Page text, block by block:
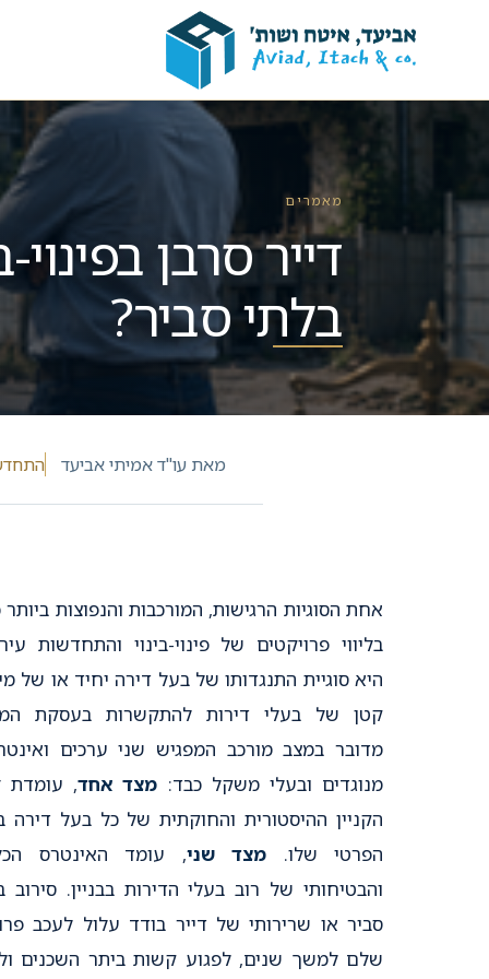
מאמרים
דייר סרבן
בלתי סביר?
מאת עו"ד אמיתי אביעד
אחת הסוגיות הרגישות, המורכבות והנפוצות ביותר
בליווי פרויקטים של פינוי-בינוי והתחדשות
היא סוגיית התנגדותו של בעל דירה יחיד או של
קטן של בעלי דירות להתקשרות בעסקת
מדובר במצב מורכב המפגיש שני ערכים
מנוגדים ובעלי משקל כבד: מצד אחד, עומדת
הקניין ההיסטורית והחוקתית של כל בעל דירה
הפרטי שלו. מצד שני, עומד האינטרס
והבטיחותי של רוב בעלי הדירות בבניין. סירוב
סביר או שרירותי של דייר בודד עלול לעכב
שלם למשך שנים, לפגוע קשות ביתר השכנים